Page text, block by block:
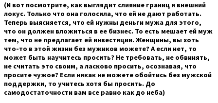
(И вот посмотрите, как выглядит слияние границ и внешний
локус. Только что она голосила, что ей не дают работать.
Теперь выясняется, что ей нужны деньги мужа для этого,
что он должен вложиться в ее бизнес. То есть мешает ей муж
тем, что не предлагает ей инвестиции. Женщины, вы хоть
что-то в этой жизни без мужиков можете? А если нет, то
может быть научитесь просить? Не требовать, не обвинять,
не считать это своим, а ласково просить, осознавая, что
просите чужое? Если никак не можете обойтись без мужской
поддержки, то учитесь хотя бы просить. До
самодостаточности вам все равно как до неба)